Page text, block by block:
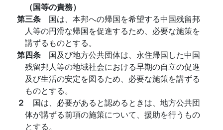
（国等の責務）
第三条 国は、本邦への帰国を希望する中国残留邦
人等の円滑な帰国を促進するため、必要な施策を
講ずるものとする。
第四条 国及び地方公共団体は、永住帰国した中国
残留邦人等の地域社会における早期の自立の促進
及び生活の安定を図るため、必要な施策を講ずる
ものとする。
２ 国は、必要があると認めるときは、地方公共団
体が講ずる前項の施策について、援助を行うもの
とする。